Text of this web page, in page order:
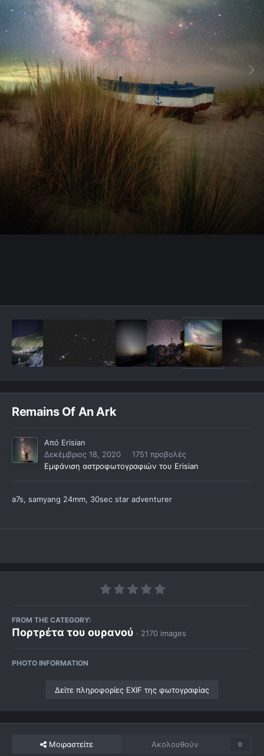
Remains Of An Ark
Από Erisian
Δεκέμβριος 18, 2020
1751 προβολές
Εμφάνιση αστροφωτογραφιών του Erisian
a7s, samyang 24mm, 30sec star adventurer
FROM THE CATEGORY:
Πορτρέτα του ουρανού · 2170 images
PHOTO INFORMATION
Δείτε πληροφορίες EXIF της φωτογραφίας
Μοιραστείτε Ακολουθούν 0